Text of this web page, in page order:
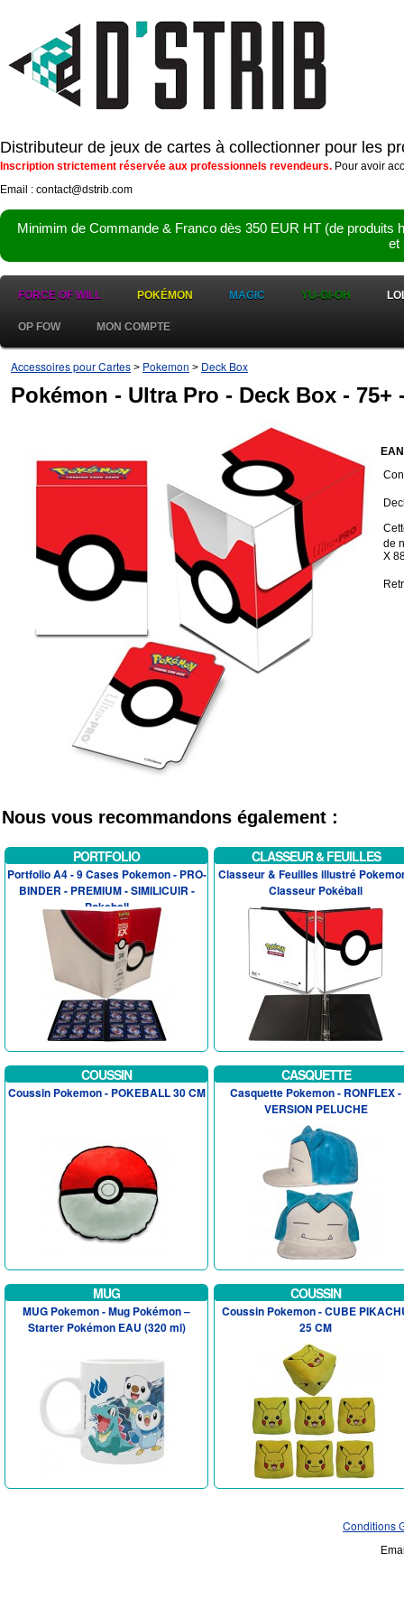
Distributeur de jeux de cartes à collectionner pour les
Inscription strictement réservée aux professionnels revendeurs. Pour avoir
Email : contact@dstrib.com
Minimim de Commande & Franco dès 350 EUR HT (de
et
FORCE OF WILL POKÉMON MAGIC YU-GI-OH
OP FOW MON COMPTE
Accessoires pour Cartes > Pokemon > Deck Box
Pokémon - Ultra Pro - Deck Box - 75+
de
X
Nous vous recommandons également :
PORTFOLIO
Portfolio A4 - 9 Cases Pokemon - PRO-
BINDER - PREMIUM - SIMILICUIR -
Pokeball
CLASSEUR & FEUILLES
Classeur & Feuilles illustré
Classeur Pokéball
COUSSIN
Coussin Pokemon - POKEBALL 30 CM
CASQUETTE
Casquette Pokemon - RONFLEX -
VERSION PELUCHE
MUG
MUG Pokemon - Mug Pokémon –
Starter Pokémon EAU (320 ml)
COUSSIN
Coussin Pokemon - CUBE
25 CM
Conditions